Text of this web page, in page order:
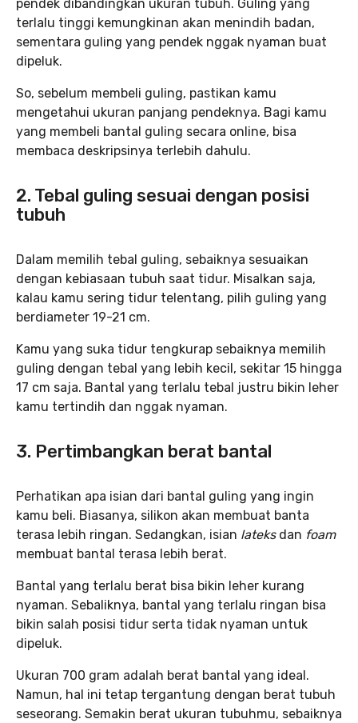
pendek dibandingkan ukuran tubuh. Guling yang
terlalu tinggi kemungkinan akan menindih badan,
sementara guling yang pendek nggak nyaman buat
dipeluk.
So, sebelum membeli guling, pastikan kamu
mengetahui ukuran panjang pendeknya. Bagi kamu
yang membeli bantal guling secara online, bisa
membaca deskripsinya terlebih dahulu.
2. Tebal guling sesuai dengan posisi
tubuh
Dalam memilih tebal guling, sebaiknya sesuaikan
dengan kebiasaan tubuh saat tidur. Misalkan saja,
kalau kamu sering tidur telentang, pilih guling yang
berdiameter 19-21 cm.
Kamu yang suka tidur tengkurap sebaiknya memilih
guling dengan tebal yang lebih kecil, sekitar 15 hingga
17 cm saja. Bantal yang terlalu tebal justru bikin leher
kamu tertindih dan nggak nyaman.
3. Pertimbangkan berat bantal
Perhatikan apa isian dari bantal guling yang ingin
kamu beli. Biasanya, silikon akan membuat banta
terasa lebih ringan. Sedangkan, isian lateksdan foam
membuat bantal terasa lebih berat.
Bantal yang terlalu berat bisa bikin leher kurang
nyaman. Sebaliknya, bantal yang terlalu ringan bisa
bikin salah posisi tidur serta tidak nyaman untuk
dipeluk.
Ukuran 700 gram adalah berat bantal yang ideal.
Namun, hal ini tetap tergantung dengan berat tubuh
seseorang. Semakin berat ukuran tubuhmu, sebaiknya